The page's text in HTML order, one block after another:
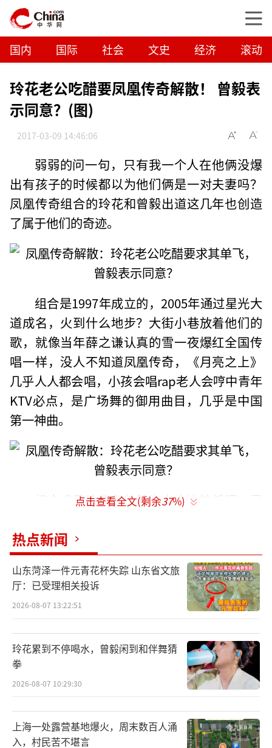
国内 国际 社会 文史 经济 滚动
玲花老公吃醋要凤凰传奇解散！ 曾毅表
示同意？(图)
2017-03-09 14:46:06
弱弱的问一句，只有我一个人在他俩没爆
出有孩子的时候都以为他们俩是一对夫妻吗？
凤凰传奇组合的玲花和曾毅出道这几年也创造
了属于他们的奇迹。
组合是1997年成立的，2005年通过星光大
道成名，火到什么地步？大街小巷放着他们的
歌，就像当年薛之谦认真的雪一夜爆红全国传
唱一样，没人不知道凤凰传奇，《月亮之上》
几乎人人都会唱，小孩会唱rap老人会哼中青年
KTV必点，是广场舞的御用曲目，几乎是中国
第一神曲。
组合成员玲花和曾毅为人也比较低调，导
已各自成婚有了幸福的家庭。玲花老公名叫徐
明朝，身份非常多，身价极高，隐形富豪，能
作词作曲，2013年低调成婚有一个可爱的女
儿。这些年玲花也是偶尔唱唱歌其他时间也都
手，气质上她和玲花截然不同，那看来二人走
不到一起是个人喜好的原因，这么多年的感情
点击查看全文(剩余37%)
热点新闻
山东菏泽一件元青花杯失踪 山东省文旅
厅：已受理相关投诉
2026-08-07 13:22:51
玲花累到不停喝水，曾毅闲到和伴舞猜
拳
2026-08-07 10:29:30
上海一处露营基地爆火，周末数百人涌
入，村民苦不堪言